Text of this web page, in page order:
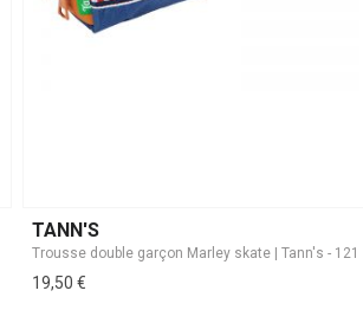
TANN'S
19,50 €